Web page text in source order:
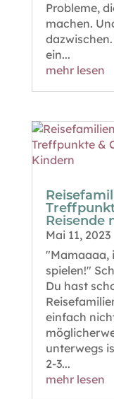
Probleme,
machen.
ein...
mehr lesen
Reisende
Mai 11, 2023
"Mamaaaa,
spielen!"
Du hast
einfach
unterwegs
2-3...
mehr lesen